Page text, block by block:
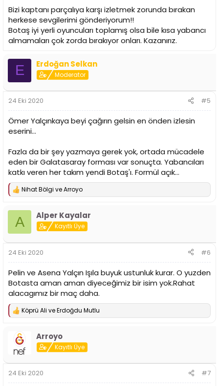
Bizi kaptanı parçalıya karşı izletmek zorunda bırakan
herkese sevgilerimi gönderiyorum!!
Botaş iyi yerli oyuncuları toplamış olsa bile kısa yabancı
almamaları çok zorda bırakıyor onları. Kazanırız.
E Erdoğan Selkan
Moderator
24 Eki 2020 #5
Ömer Yalçınkaya beyi çağırın gelsin en önden izlesin
eserini...
Fazla da bir şey yazmaya gerek yok, ortada mücadele
eden bir Galatasaray forması var sonuçta. Yabancıları
katkı veren her takım yendi Botaş'ı. Formül açık...
T
p
l
:
Nihat Bölgi veArroyo
A Alper Kayalar
Kayıtlı Üye
24 Eki 2020 #6
Pelin ve Asena Yalçın Işıla buyuk ustunluk kurar. O yuzden
Botasta aman aman diyeceğimiz bir isim yok.Rahat
alacagımız bir maç daha.
T
:
Köprü Ali veErdoğdu Mutlu
Arroyo
Kayıtlı Üye
24 Eki 2020 #7